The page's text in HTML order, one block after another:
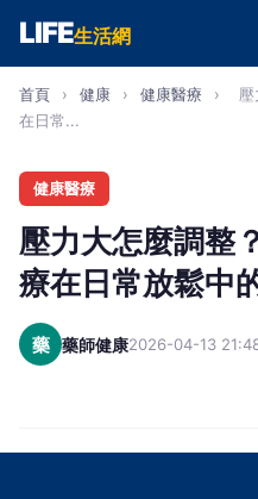
LIFE生活網
首頁 › 健康 › 健康醫療 ›
在日常...
健康醫療
壓力大怎麼調整
療在日常放鬆中
藥 藥師健康2026-04-13